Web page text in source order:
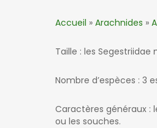
Accueil » Arachnides »
Taille : les
Nombre d’espèces : 3
Caractères généraux :
ou les souches.